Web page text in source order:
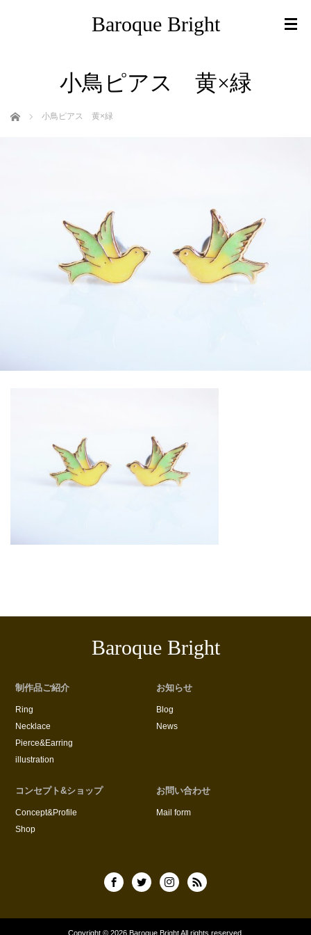
Baroque Bright
小鳥ピアス 黄×緑
ホーム 小鳥ピアス 黄×緑
Baroque Bright
制作品ご紹介
Ring
Necklace
Pierce&Earring
illustration
お知らせ
Blog
News
コンセプト&ショップ
Concept&Profile
Shop
お問い合わせ
Mail form
Copyright © 2026 Baroque BrightAll rights reserved.